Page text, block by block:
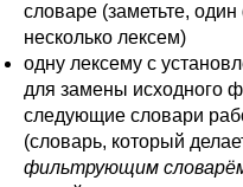
словаре (заметьте,
несколько лексем)
одну лексему с
для замены исходного
следующие словари
(словарь, который
фильтрующим